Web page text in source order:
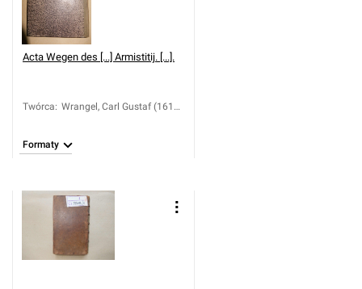
Acta Wegen des [...] Armistitij. [...].
Twórca: Wrangel, Carl Gustaf (1613-
Formaty